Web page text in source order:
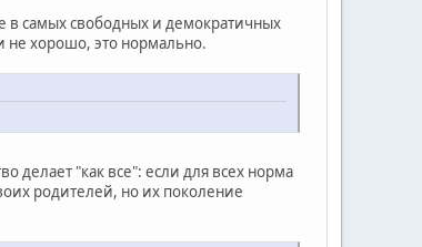
в самых свободных и демократичных
не хорошо, это нормально.
делает "как все": если для всех норма
родителей, но их поколение